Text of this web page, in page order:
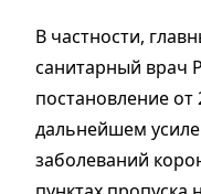
В частности,
санитарный врач
постановление
дальнейшем
заболеваний